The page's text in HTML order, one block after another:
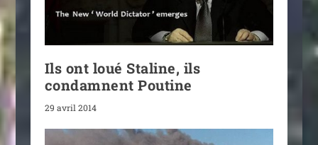
Ils ont loué Staline, ils
condamnent Poutine
29 avril 2014